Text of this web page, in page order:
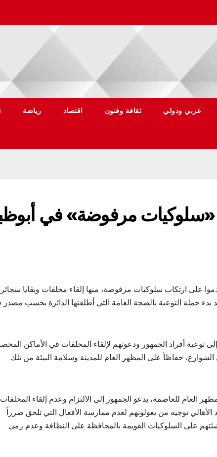
عربي ودولي ثقافة وفنون اقتصاد رياضة
بحق أشخاص أقدموا على ارتكاب سلوكيات مرفوضة، منها إلقاء مخلفات وبقايا سجائر
حملة التوعية بالصحة العامة التي أطلقتها الدائرة بحسب
توعية أفراد الجمهور ودعوتهم لإلقاء المخلفات في الأماكن
حفاظاً على المظهر العام للمدينة وسلامة البيئة من تلك
العام للعاصمة، يدعو الجمهور إلى الالتزام وعدم إلقاء المخلفات
توجيه من يعولونهم لعدم ممارسة الأفعال التي تلحق ضرراً
على السلوكيات القويمة بالمحافظة على النظافة وعدم رمي